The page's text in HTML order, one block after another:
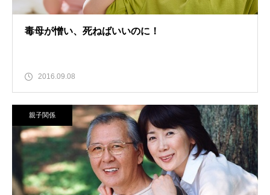
毒母が憎い、死ねばいいのに！
2016.09.08
親子関係